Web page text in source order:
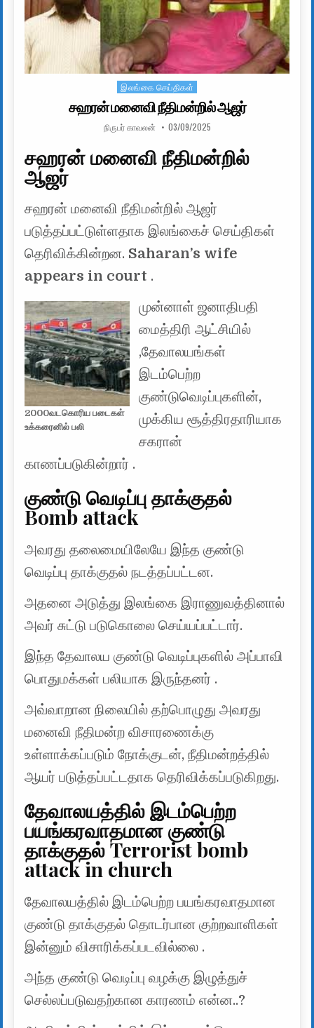
Posted in
இலங்கை செய்திகள்
சஹரன் மனைவி நீதிமன்றில் ஆஜர்
AUTHOR:
நிருபர் காவலன் PUBLISHED DATE:
03/09/2025
சஹரன் மனைவி நீதிமன்றில்
ஆஜர்
சஹரன் மனைவி நீதிமன்றில் ஆஜர்
படுத்தப்பட்டுள்ளதாக இலங்கைச் செய்திகள்
தெரிவிக்கின்றன. Saharan’s wife
appears in court .
2000வடகொரிய படைகள்
உக்கரைனில் பலி
முன்னாள் ஜனாதிபதி
மைத்திரி ஆட்சியில்
,தேவாலயங்கள்
இடம்பெற்ற
குண்டுவெடிப்புகளின்,
முக்கிய சூத்திரதாரியாக
சகரான்
காணப்படுகின்றார் .
குண்டு வெடிப்பு தாக்குதல்
Bomb attack
அவரது தலைமையிலேயே இந்த குண்டு
வெடிப்பு தாக்குதல் நடத்தப்பட்டன.
அதனை அடுத்து இலங்கை இராணுவத்தினால்
அவர் சுட்டு படுகொலை செய்யப்பட்டார்.
இந்த தேவாலய குண்டு வெடிப்புகளில் அப்பாவி
பொதுமக்கள் பலியாக இருந்தனர் .
அவ்வாறான நிலையில் தற்பொழுது அவரது
மனைவி நீதிமன்ற விசாரணைக்கு
உள்ளாக்கப்படும் நோக்குடன், நீதிமன்றத்தில்
ஆயர் படுத்தப்பட்டதாக தெரிவிக்கப்படுகிறது.
தேவாலயத்தில் இடம்பெற்ற
பயங்கரவாதமான குண்டு
தாக்குதல் Terrorist bomb
attack in church
தேவாலயத்தில் இடம்பெற்ற பயங்கரவாதமான
குண்டு தாக்குதல் தொடர்பான குற்றவாளிகள்
இன்னும் விசாரிக்கப்படவில்லை .
அந்த குண்டு வெடிப்பு வழக்கு இழுத்துச்
செல்லப்படுவதற்கான காரணம் என்ன..?